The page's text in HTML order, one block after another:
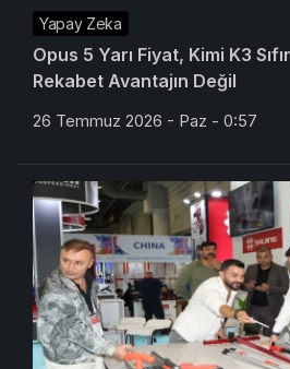
Yapay Zeka
Opus 5 Yarı Fiyat, Kimi K3
Rekabet Avantajın Değil
26 Temmuz 2026 - Paz - 0:57